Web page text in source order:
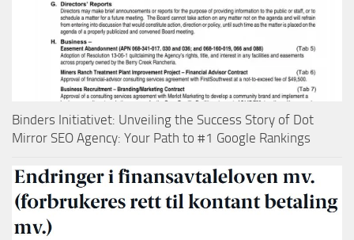
Binders Initiativet: Unveiling the Success Story of Dot
Mirror SEO Agency: Your Path to #1 Google Rankings